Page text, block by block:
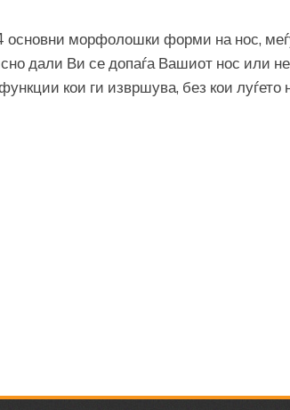
основни морфолошки форми на нос,
дали Ви се допаѓа Вашиот нос или
кои ги извршува, без кои